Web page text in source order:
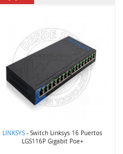
LINKSYS - Switch Linksys 16 Puertos
LGS116P Gigabit Poe+